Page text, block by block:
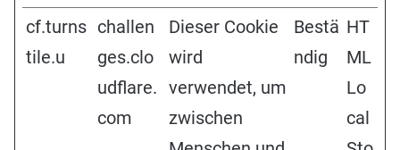
cf.turns
tile.u
challen
ges.clo
udflare.
com
Dieser Cookie
wird
verwendet, um
zwischen
Bestä
ndig
HT
ML
Lo
cal